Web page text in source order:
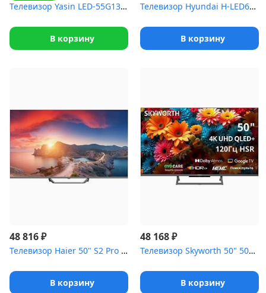
Телевизор Yasin LED-55G13K 4K SmartTV Android
В корзину
Телевизор Hyundai H-LED65BU7003 4K SmartTV ЯндексТВ
В корзину
48 816₽
Телевизор Haier 50" S2 Pro черный
В корзину
48 168₽
Телевизор Skyworth 50" 50Q67H черный
В корзину